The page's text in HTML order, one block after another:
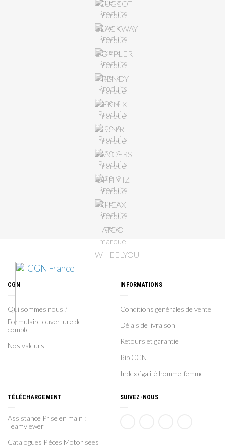
CGN
Qui sommes nous ?
Formulaire ouverture de
compte
Nos valeurs
INFORMATIONS
Conditions générales de vente
Délais de livraison
Retours et garantie
Rib CGN
Index égalité homme-femme
TÉLÉCHARGEMENT
Assistance Prise en main :
Teamviewer
Catalogues Pièces Motorisées
SUIVEZ-NOUS